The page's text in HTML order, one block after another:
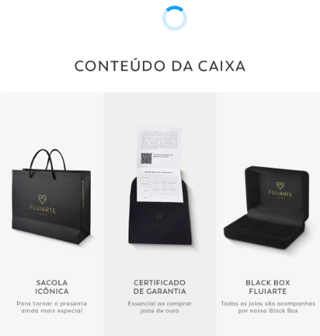
Peso Aproximado 1,7 gramas
Sem Pedra
Público
2,5 mm
Acabamento Trabalhado